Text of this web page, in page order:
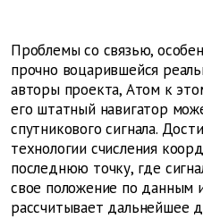
Проблемы со связью,
прочно воцарившейся
авторы проекта, Атом к
его штатный навигатор
спутникового сигнала.
технологии счисления
последнюю точку, где
свое положение по данным
рассчитывает дальнейшее